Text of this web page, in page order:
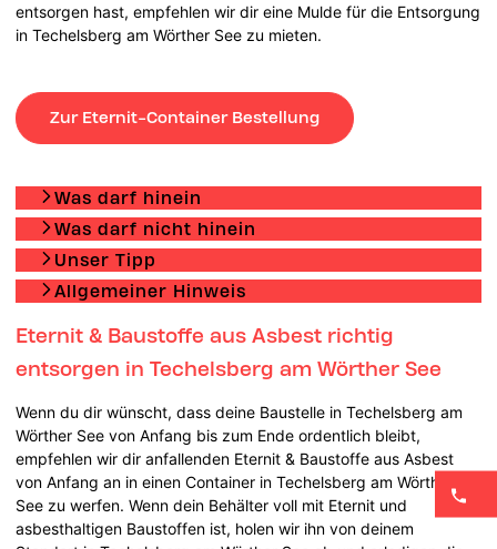
entsorgen hast, empfehlen wir dir eine Mulde für die Entsorgung
in Techelsberg am Wörther See zu mieten.
Zur Eternit-Container Bestellung
Was darf hinein
Was darf nicht hinein
Unser Tipp
Allgemeiner Hinweis
Eternit & Baustoffe aus Asbest richtig
entsorgen in Techelsberg am Wörther See
Wenn du dir wünscht, dass deine Baustelle in Techelsberg am
Wörther See von Anfang bis zum Ende ordentlich bleibt,
empfehlen wir dir anfallenden Eternit & Baustoffe aus Asbest
von Anfang an in einen Container in Techelsberg am Wörther
See zu werfen. Wenn dein Behälter voll mit Eternit und
asbesthaltigen Baustoffen ist, holen wir ihn von deinem